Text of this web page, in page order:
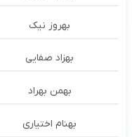
بهروز نیک
بهزاد صفایی
بهمن بهراد
بهنام اختیاری